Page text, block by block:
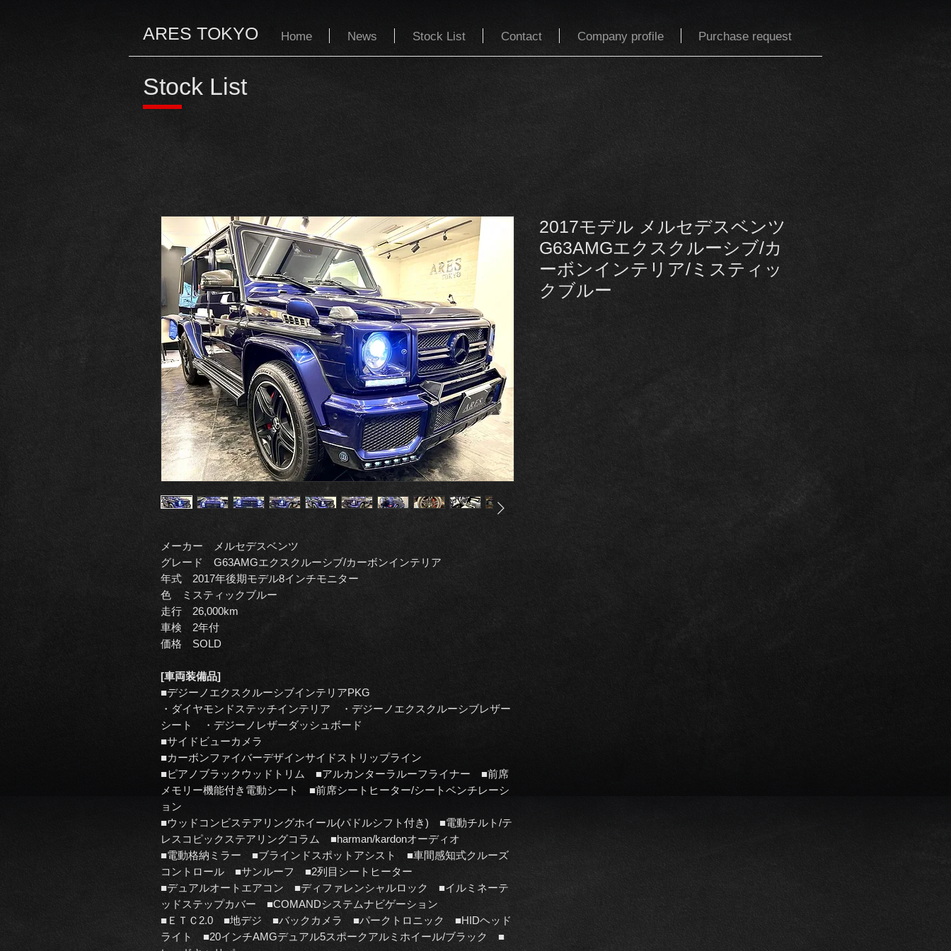
ARES TOKYO Home News Stock List Contact Company profile Purchase request
Stock List
メーカー メルセデスベンツ
グレード G63AMGエクスクルーシブ/カーボンインテリア
年式 2017年後期モデル8インチモニター
色 ミスティックブルー
走行 26,000km
車検 2年付
価格 SOLD
[車両装備品]
■デジーノエクスクルーシブインテリアPKG
・ダイヤモンドステッチインテリア ・デジーノエクスクルーシブレザー
シート ・デジーノレザーダッシュボード
■サイドビューカメラ
■カーボンファイバーデザインサイドストリップライン
■ピアノブラックウッドトリム ■アルカンターラルーフライナー ■前席
メモリー機能付き電動シート ■前席シートヒーター/シートベンチレーシ
ョン
■ウッドコンビステアリングホイール(パドルシフト付き) ■電動チルト/テ
レスコピックステアリングコラム ■harman/kardonオーディオ
■電動格納ミラー ■ブラインドスポットアシスト ■車間感知式クルーズ
コントロール ■サンルーフ ■2列目シートヒーター
■デュアルオートエアコン ■ディファレンシャルロック ■イルミネーテ
ッドステップカバー ■COMANDシステムナビゲーション
■ＥＴＣ2.0 ■地デジ ■バックカメラ ■パークトロニック ■HIDヘッド
ライト ■20インチAMGデュアル5スポークアルミホイール/ブラック ■
2017モデル メルセデスベンツ
G63AMGエクスクルーシブ/カ
ーボンインテリア/ミスティッ
クブルー